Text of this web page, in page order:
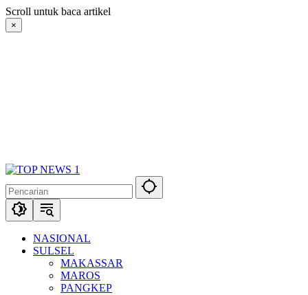
Langsung
ke
konten
Scroll untuk baca artikel
×
NASIONAL
SULSEL
MAKASSAR
MAROS
PANGKEP